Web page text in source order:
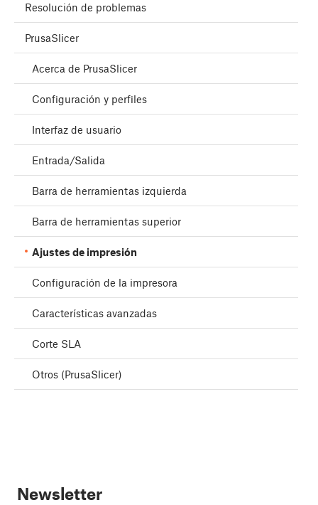
Resolución de problemas
PrusaSlicer
Acerca de PrusaSlicer
Configuración y perfiles
Interfaz de usuario
Entrada/Salida
Barra de herramientas izquierda
Barra de herramientas superior
Ajustes de impresión
Configuración de la impresora
Características avanzadas
Corte SLA
Otros (PrusaSlicer)
Newsletter